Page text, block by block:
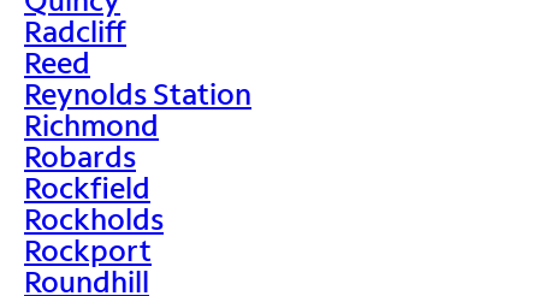
Radcliff
Reed
Reynolds Station
Richmond
Robards
Rockfield
Rockholds
Rockport
Roundhill